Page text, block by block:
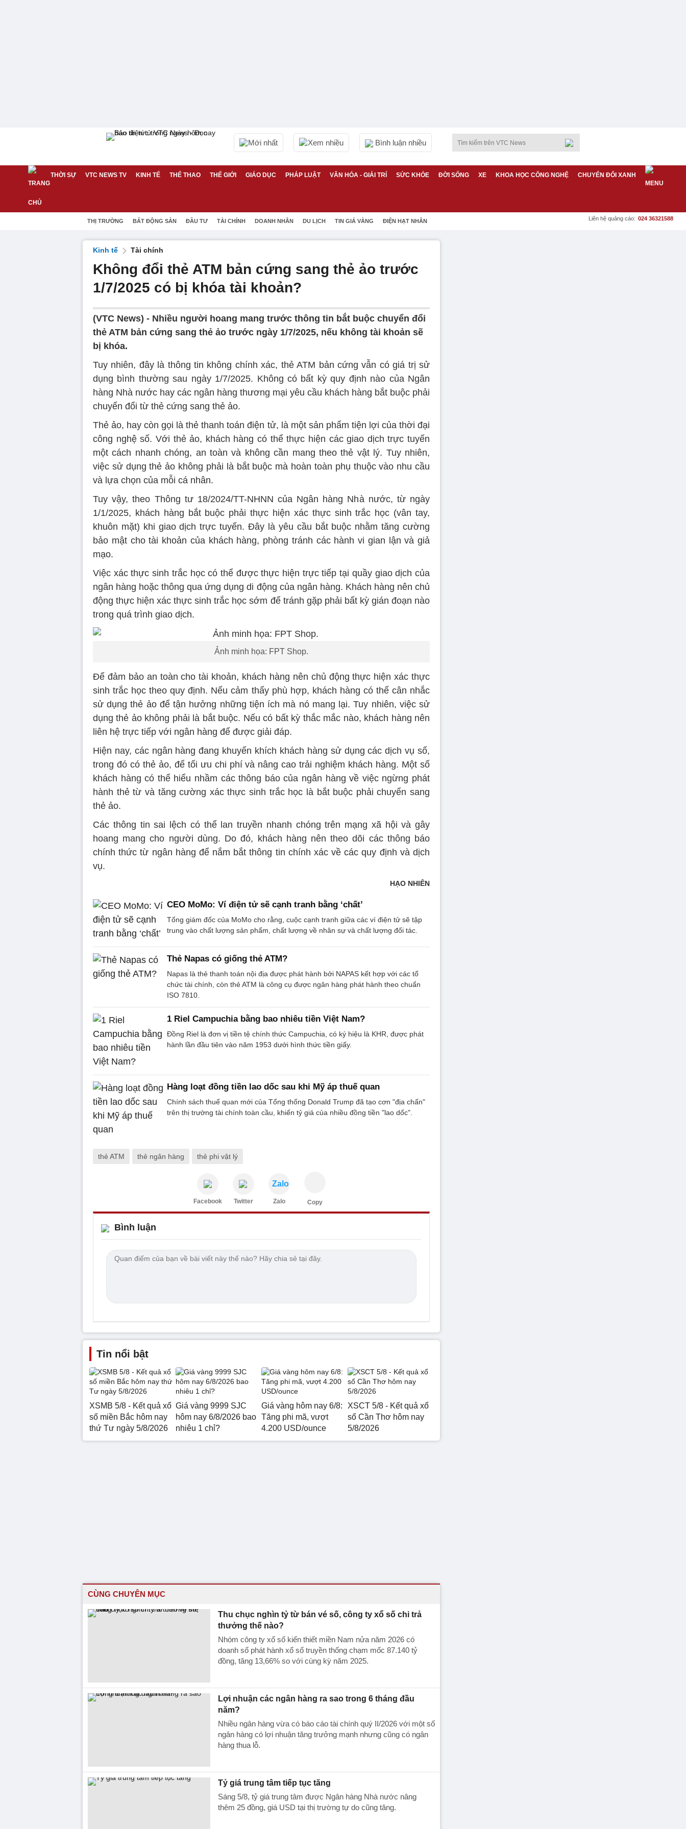
Mới nhất Xem nhiều Bình luận nhiều
THỜI SỰ VTC NEWS TV KINH TẾ THỂ THAO THẾ GIỚI GIÁO DỤC PHÁP LUẬT VĂN HÓA - GIẢI TRÍ SỨC KHỎE ĐỜI SỐNG XE KHOA HỌC CÔNG NGHỆ CHUYỂN ĐỔI XANH
THỊ TRƯỜNG BẤT ĐỘNG SẢN ĐẦU TƯ TÀI CHÍNH DOANH NHÂN DU LỊCH TIN GIÁ VÀNG ĐIỆN HẠT NHÂN Liên hệ quảng cáo: 024 36321588
Kinh tế Tài chính
Không đổi thẻ ATM bản cứng sang thẻ ảo trước
1/7/2025 có bị khóa tài khoản?
(VTC News) - Nhiều người hoang mang trước thông tin bắt buộc chuyển đổi
thẻ ATM bản cứng sang thẻ ảo trước ngày 1/7/2025, nếu không tài khoản sẽ
bị khóa.
Tuy nhiên, đây là thông tin không chính xác, thẻ ATM bản cứng vẫn có giá trị sử
dụng bình thường sau ngày 1/7/2025. Không có bất kỳ quy định nào của Ngân
hàng Nhà nước hay các ngân hàng thương mại yêu cầu khách hàng bắt buộc phải
chuyển đổi từ thẻ cứng sang thẻ ảo.
Thẻ ảo, hay còn gọi là thẻ thanh toán điện tử, là một sản phẩm tiện lợi của thời đại
công nghệ số. Với thẻ ảo, khách hàng có thể thực hiện các giao dịch trực tuyến
một cách nhanh chóng, an toàn và không cần mang theo thẻ vật lý. Tuy nhiên,
việc sử dụng thẻ ảo không phải là bắt buộc mà hoàn toàn phụ thuộc vào nhu cầu
và lựa chọn của mỗi cá nhân.
Tuy vậy, theo Thông tư 18/2024/TT-NHNN của Ngân hàng Nhà nước, từ ngày
1/1/2025, khách hàng bắt buộc phải thực hiện xác thực sinh trắc học (vân tay,
khuôn mặt) khi giao dịch trực tuyến. Đây là yêu cầu bắt buộc nhằm tăng cường
bảo mật cho tài khoản của khách hàng, phòng tránh các hành vi gian lận và giả
mạo.
Việc xác thực sinh trắc học có thể được thực hiện trực tiếp tại quầy giao dịch của
ngân hàng hoặc thông qua ứng dụng di động của ngân hàng. Khách hàng nên chủ
động thực hiện xác thực sinh trắc học sớm để tránh gặp phải bất kỳ gián đoạn nào
trong quá trình giao dịch.
Ảnh minh họa: FPT Shop.
Để đảm bảo an toàn cho tài khoản, khách hàng nên chủ động thực hiện xác thực
sinh trắc học theo quy định. Nếu cảm thấy phù hợp, khách hàng có thể cân nhắc
sử dụng thẻ ảo để tận hưởng những tiện ích mà nó mang lại. Tuy nhiên, việc sử
dụng thẻ ảo không phải là bắt buộc. Nếu có bất kỳ thắc mắc nào, khách hàng nên
liên hệ trực tiếp với ngân hàng để được giải đáp.
Hiện nay, các ngân hàng đang khuyến khích khách hàng sử dụng các dịch vụ số,
trong đó có thẻ ảo, để tối ưu chi phí và nâng cao trải nghiệm khách hàng. Một số
khách hàng có thể hiểu nhầm các thông báo của ngân hàng về việc ngừng phát
hành thẻ từ và tăng cường xác thực sinh trắc học là bắt buộc phải chuyển sang
thẻ ảo.
Các thông tin sai lệch có thể lan truyền nhanh chóng trên mạng xã hội và gây
hoang mang cho người dùng. Do đó, khách hàng nên theo dõi các thông báo
chính thức từ ngân hàng để nắm bắt thông tin chính xác về các quy định và dịch
vụ.
HẠO NHIÊN
CEO MoMo: Ví điện tử sẽ cạnh tranh bằng ‘chất’
Tổng giám đốc của MoMo cho rằng, cuộc cạnh tranh giữa các ví điện tử sẽ tập
trung vào chất lượng sản phẩm, chất lượng về nhân sự và chất lượng đối tác.
Thẻ Napas có giống thẻ ATM?
Napas là thẻ thanh toán nội địa được phát hành bởi NAPAS kết hợp với các tổ
chức tài chính, còn thẻ ATM là công cụ được ngân hàng phát hành theo chuẩn
ISO 7810.
1 Riel Campuchia bằng bao nhiêu tiền Việt Nam?
Đồng Riel là đơn vị tiền tệ chính thức Campuchia, có ký hiệu là KHR, được phát
hành lần đầu tiên vào năm 1953 dưới hình thức tiền giấy.
Hàng loạt đồng tiền lao dốc sau khi Mỹ áp thuế quan
Chính sách thuế quan mới của Tổng thống Donald Trump đã tạo cơn "địa chấn"
trên thị trường tài chính toàn cầu, khiến tỷ giá của nhiều đồng tiền "lao dốc".
thẻ ATM thẻ ngân hàng thẻ phi vật lý
Facebook Twitter
Zalo
Zalo Copy
Bình luận
Tin nổi bật
XSMB 5/8 - Kết quả xổ
số miền Bắc hôm nay
thứ Tư ngày 5/8/2026
Giá vàng 9999 SJC
hôm nay 6/8/2026 bao
nhiêu 1 chỉ?
Giá vàng hôm nay 6/8:
Tăng phi mã, vượt
4.200 USD/ounce
XSCT 5/8 - Kết quả xổ
số Cần Thơ hôm nay
5/8/2026
CÙNG CHUYÊN MỤC
Thu chục nghìn tỷ từ bán vé số, công ty xổ số chi trả
thưởng thế nào?
Nhóm công ty xổ số kiến thiết miền Nam nửa năm 2026 có
doanh số phát hành xổ số truyền thống chạm mốc 87.140 tỷ
đồng, tăng 13,66% so với cùng kỳ năm 2025.
Lợi nhuận các ngân hàng ra sao trong 6 tháng đầu
năm?
Nhiều ngân hàng vừa có báo cáo tài chính quý II/2026 với một số
ngân hàng có lợi nhuận tăng trưởng mạnh nhưng cũng có ngân
hàng thua lỗ.
Tỷ giá trung tâm tiếp tục tăng
Sáng 5/8, tỷ giá trung tâm được Ngân hàng Nhà nước nâng
thêm 25 đồng, giá USD tại thị trường tự do cũng tăng.